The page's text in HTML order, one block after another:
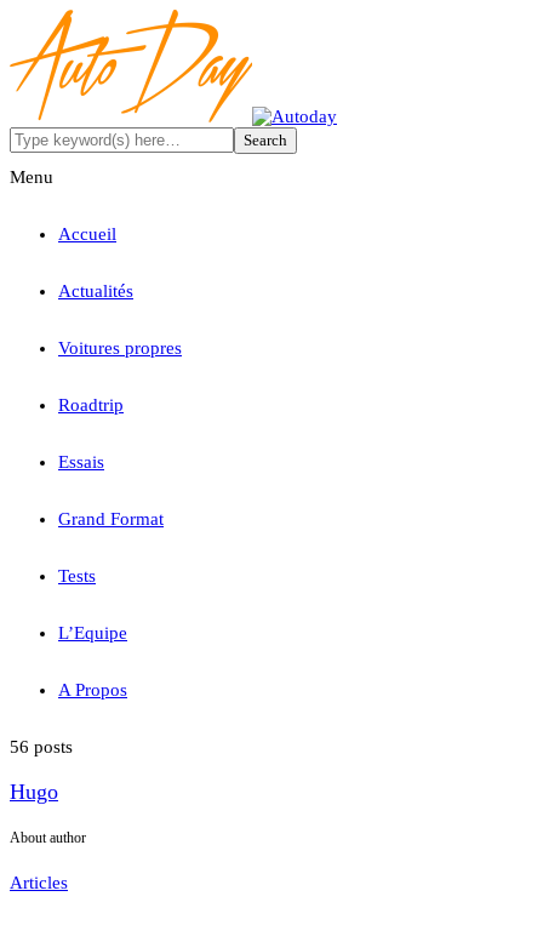
Menu
Accueil
Actualités
Voitures propres
Roadtrip
Essais
Grand Format
Tests
L’Equipe
A Propos
56 posts
Hugo
About author
Articles